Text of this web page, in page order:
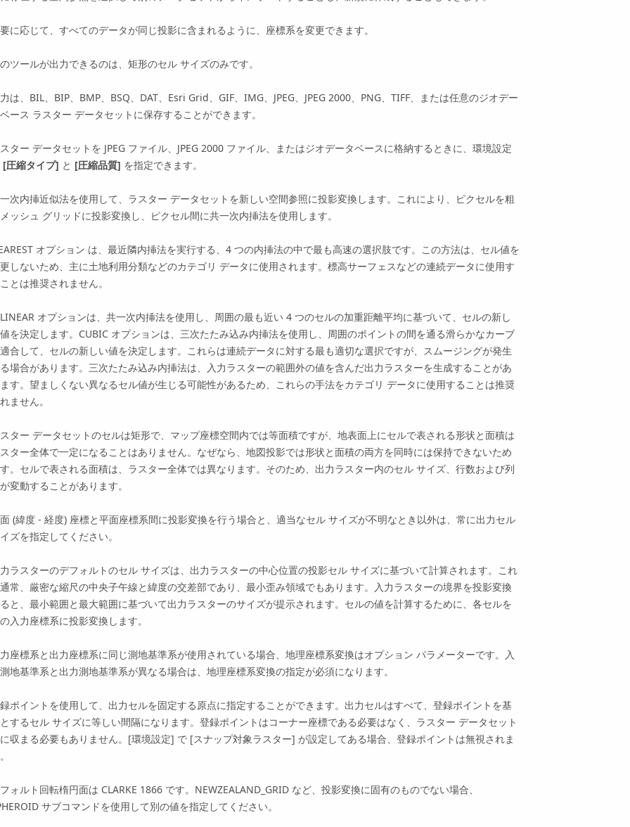
に応じて、すべてのデータが同じ投影に含まれるように、座標系を変更できます。
ツールが出力できるのは、矩形のセル サイズのみです。
は、BIL、BIP、BMP、BSQ、DAT、Esri Grid、GIF、IMG、JPEG、JPEG 2000、PNG、TIFF、または任意のジオデー
ース ラスター データセットに保存することができます。
ター データセットを JPEG ファイル、JPEG 2000 ファイル、またはジオデータベースに格納するときに、環境設定
[圧縮タイプ] と [圧縮品質] を指定できます。
次内挿近似法を使用して、ラスター データセットを新しい空間参照に投影変換します。これにより、ピクセルを粗
ッシュ グリッドに投影変換し、ピクセル間に共一次内挿法を使用します。
オプション は、最近隣内挿法を実行する、4 つの内挿法の中で最も高速の選択肢です。この方法は、セル値を
しないため、主に土地利用分類などのカテゴリ データに使用されます。標高サーフェスなどの連続データに使用す
とは推奨されません。
オプションは、共一次内挿法を使用し、周囲の最も近い 4 つのセルの加重距離平均に基づいて、セルの新し
を決定します。 CUBIC オプションは、三次たたみ込み内挿法を使用し、周囲のポイントの間を通る滑らかなカーブ
合して、セルの新しい値を決定します。これらは連続データに対する最も適切な選択ですが、スムージングが発生
場合があります。三次たたみ込み内挿法は、入力ラスターの範囲外の値を含んだ出力ラスターを生成することがあ
す。望ましくない異なるセル値が生じる可能性があるため、これらの手法をカテゴリ データに使用することは推奨
ません。
ター データセットのセルは矩形で、マップ座標空間内では等面積ですが、地表面上にセルで表される形状と面積は
ター全体で一定になることはありません。なぜなら、地図投影では形状と面積の両方を同時には保持できないため
。セルで表される面積は、ラスター全体では異なります。そのため、出力ラスター内のセル サイズ、行数および列
変動することがあります。
(緯度 - 経度) 座標と平面座標系間に投影変換を行う場合と、適当なセル サイズが不明なとき以外は、常に出力セル
ズを指定してください。
ラスターのデフォルトのセル サイズは、出力ラスターの中心位置の投影セル サイズに基づいて計算されます。これ
常、厳密な縮尺の中央子午線と緯度の交差部であり、最小歪み領域でもあります。入力ラスターの境界を投影変換
と、最小範囲と最大範囲に基づいて出力ラスターのサイズが提示されます。セルの値を計算するために、各セルを
入力座標系に投影変換します。
座標系と出力座標系に同じ測地基準系が使用されている場合、地理座標系変換はオプション パラメーターです。入
地基準系と出力測地基準系が異なる場合は、地理座標系変換の指定が必須になります。
ポイントを使用して、出力セルを固定する原点に指定することができます。出力セルはすべて、登録ポイントを基
するセル サイズに等しい間隔になります。登録ポイントはコーナー座標である必要はなく、ラスター データセット
収まる必要もありません。[環境設定] で [スナップ対象ラスター] が設定してある場合、登録ポイントは無視されま
ォルト回転楕円面は CLARKE 1866 です。NEWZEALAND_GRID など、投影変換に固有のものでない場合、
サブコマンドを使用して別の値を指定してください。